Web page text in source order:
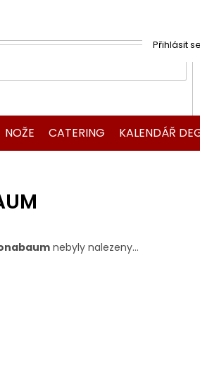
Přihlásit se
NOŽE CATERING KALENDÁŘ
nebyly nalezeny...